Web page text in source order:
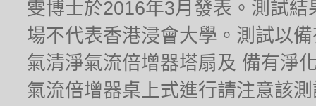
雯博士於2016年3月發表。測試
場不代表香港浸會大學。測試以
氣清淨氣流倍增器塔扇及 備有淨
氣流倍增器桌上式進行請注意該